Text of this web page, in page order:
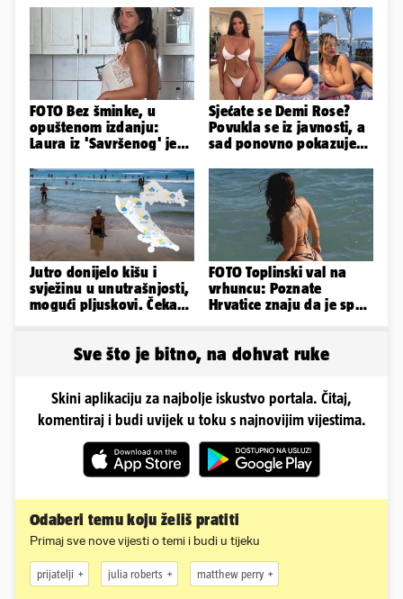
FOTO Bez šminke, u
opuštenom izdanju:
Laura iz 'Savršenog' je
odmora
Sjećate se Demi Rose?
Povukla se iz javnosti, a
sad ponovno pokazuje
Jutro donijelo kišu i
svježinu u unutrašnjosti,
mogući pljuskovi. Čeka
FOTO Toplinski val na
vrhuncu: Poznate
Hrvatice znaju da je spas
Sve što je bitno, na dohvat ruke
Skini aplikaciju za najbolje iskustvo portala. Čitaj,
komentiraj i budi uvijek u toku s najnovijim vijestima.
Odaberi temu koju želiš pratiti
Primaj sve nove vijesti o temi i budi u tijeku
prijatelji julia roberts matthew perry